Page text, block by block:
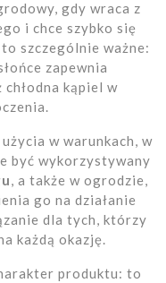
gdy wraca z
i chce szybko się
szczególnie ważne:
zapewnia
kąpiel w
w warunkach, w
być wykorzystywany
, a także w ogrodzie,
go na działanie
dla tych, którzy
każdą okazję.
produktu: to